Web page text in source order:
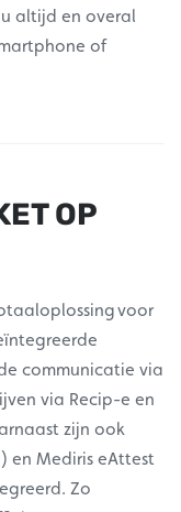
altijd en overal
of
OP
voor
communicatie via
via Recip-e en
zijn ook
en Mediris eAttest
Zo